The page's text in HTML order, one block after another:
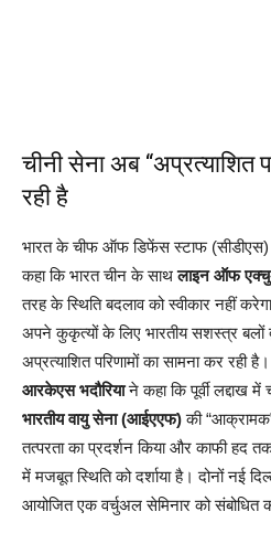
चीनी सेना अब “अप्रत्याशित
रही है
भारत के चीफ ऑफ डिफेंस स्टाफ
कहा कि भारत चीन के साथलाइन ऑफ
तरह के स्थिति बदलाव को स्वीकार नहीं
अपने कुकृत्यों के लिए भारतीय सशस्त्र बलों
अप्रत्याशित परिणामों का सामना कर रही
आरकेएस भदौरियाने कहा कि पूर्वी
भारतीय वायु सेना (आईएएफ)की
तत्परता का प्रदर्शन किया और काफी हद
में मजबूत स्थिति को दर्शाया है। दोनों नई
आयोजित एक वर्चुअल सेमिनार को संबोधित